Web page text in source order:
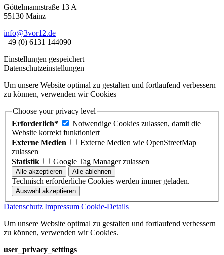
Göttelmannstraße 13 A
55130 Mainz
info@3vor12.de
+49 (0) 6131 144090
Einstellungen gespeichert
Datenschutzeinstellungen
Um unsere Website optimal zu gestalten und fortlaufend verbessern
zu können, verwenden wir Cookies
Choose your privacy level
Erforderlich*
Notwendige Cookies zulassen, damit die
Website korrekt funktioniert
Externe Medien
Externe Medien wie OpenStreetMap
zulassen
Statistik
Google Tag Manager zulassen
Technisch erforderliche Cookies werden immer geladen.
Datenschutz Impressum Cookie-Details
Um unsere Website optimal zu gestalten und fortlaufend verbessern
zu können, verwenden wir Cookies.
user_privacy_settings